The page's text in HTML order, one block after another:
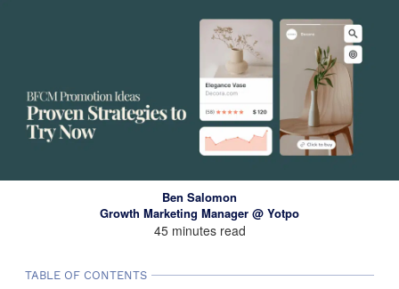
Ben Salomon
Growth Marketing Manager @ Yotpo
45 minutes read
TABLE OF CONTENTS